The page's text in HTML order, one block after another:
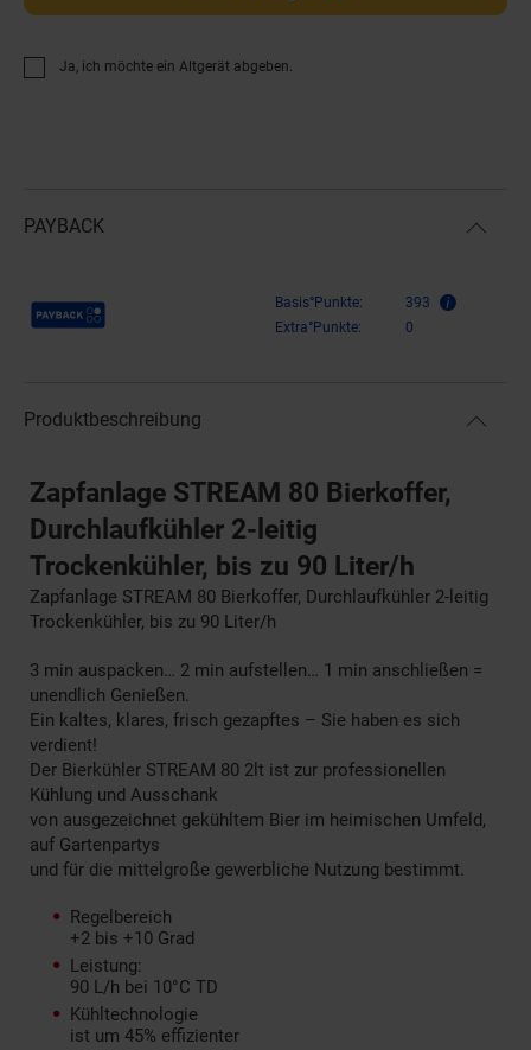
Ja, ich möchte ein Altgerät abgeben.
PAYBACK
Payback Punkte Basis°Punkte:
393
Extra°Punkte:
0
Produktbeschreibung
Zapfanlage STREAM 80 Bierkoffer,
Durchlaufkühler 2-leitig
Trockenkühler, bis zu 90 Liter/h
Zapfanlage STREAM 80 Bierkoffer, Durchlaufkühler 2-leitig
Trockenkühler, bis zu 90 Liter/h
3 min auspacken… 2 min aufstellen… 1 min anschließen =
unendlich Genießen.
Ein kaltes, klares, frisch gezapftes – Sie haben es sich
verdient!
Der Bierkühler STREAM 80 2lt ist zur professionellen
Kühlung und Ausschank
von ausgezeichnet gekühltem Bier im heimischen Umfeld,
auf Gartenpartys
und für die mittelgroße gewerbliche Nutzung bestimmt.
Regelbereich
+2 bis +10 Grad
Leistung:
90 L/h bei 10°C TD
Kühltechnologie
ist um 45% effizienter